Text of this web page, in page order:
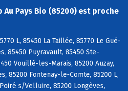
Pays Bio (85200) est proche
L, 85450 La Taillée, 85770 Le Gué-
85450 Puyravault, 85450 Ste-
Vouillé-les-Marais, 85200 Auzay,
85200 Fontenay-le-Comte, 85200 L,
s/Velluire, 85200 Longèves,